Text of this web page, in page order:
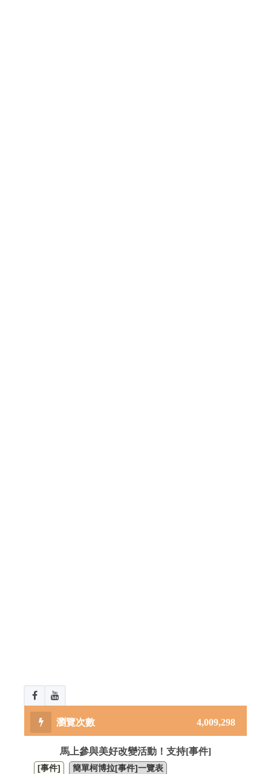
4,009,298
馬上參與美好改變活動！支持[事件]
[事件] 簡單柯博拉[事件]一覽表